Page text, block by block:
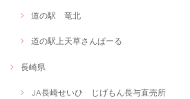
道の駅 竜北
道の駅上天草さんぱーる
長崎県
JA長崎せいひ じげもん長与直売所